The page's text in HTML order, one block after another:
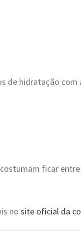
de hidratação com
ficar entre
no site oficial da